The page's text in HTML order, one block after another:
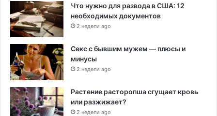
Что нужно для развода в США: 12
необходимых документов
2 недели ago
Секс с бывшим мужем — плюсы и
минусы
2 недели ago
Растение расторопша сгущает кровь
или разжижает?
2 недели ago